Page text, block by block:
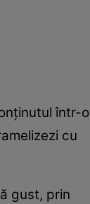
într-o
cu
gust, prin